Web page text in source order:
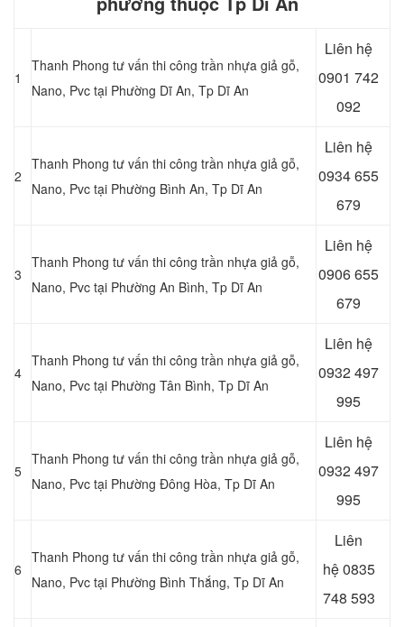
1
Thanh Phong tư vấn thi công trần nhựa giả gỗ,
Nano, Pvc tại Phường Dĩ An, Tp Dĩ An
Liên hệ
0901 742
092
2
Thanh Phong tư vấn thi công trần nhựa giả gỗ,
Nano, Pvc tại Phường Bình An, Tp Dĩ An
Liên hệ
0934 655
679
3
Thanh Phong tư vấn thi công trần nhựa giả gỗ,
Nano, Pvc tại Phường An Bình, Tp Dĩ An
Liên hệ
0906 655
679
4
Thanh Phong tư vấn thi công trần nhựa giả gỗ,
Nano, Pvc tại Phường Tân Bình, Tp Dĩ An
Liên hệ
0932 497
995
5
Thanh Phong tư vấn thi công trần nhựa giả gỗ,
Nano, Pvc tại Phường Đông Hòa, Tp Dĩ An
Liên hệ
0932 497
995
6
Thanh Phong tư vấn thi công trần nhựa giả gỗ,
Nano, Pvc tại Phường Bình Thắng, Tp Dĩ An
Liên
hệ0835
748 593